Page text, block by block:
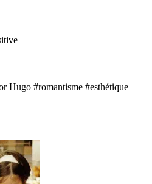
Hugo #romantisme #esthétique